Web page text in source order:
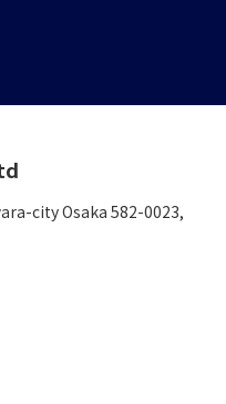
city Osaka 582-0023,